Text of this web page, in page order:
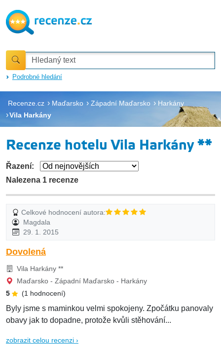
Podrobné hledání
Recenze.cz Maďarsko Západní Maďarsko
Harkány
Vila Harkány
Recenze hotelu Vila Harkány **
Nalezena 1 recenze
Řazení:
Celkové hodnocení autora:
Magdala
29. 1. 2015
Dovolená
Vila Harkány **
Maďarsko - Západní Maďarsko - Harkány
5
(1 hodnocení)
Byly jsme s maminkou velmi spokojeny. Zpočátku panovaly
obavy jak to dopadne, protože kvůli stěhování...
zobrazit celou recenzi ›